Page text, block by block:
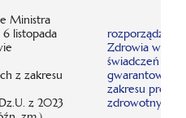
Ministra
listopada
z zakresu
z 2023
Zdrowia w
świadczeń
zakresu
zdrowotnych